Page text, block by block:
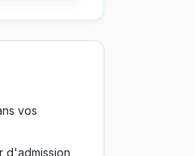
vos
d'admission